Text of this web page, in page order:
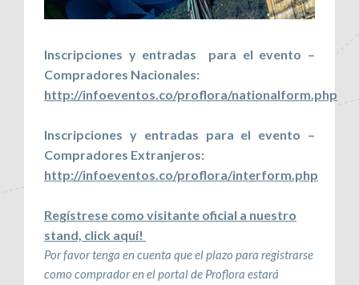
Inscripciones y entradas para el evento –
Compradores Nacionales:
http://infoeventos.co/proflora/nationalform.php
Inscripciones y entradas para el evento –
Compradores Extranjeros:
http://infoeventos.co/proflora/interform.php
Regístrese como visitante oficial a nuestro
stand, click aquí!
Por favor tenga en cuenta que el plazo para registrarse
como comprador en el portal de Proflora estará